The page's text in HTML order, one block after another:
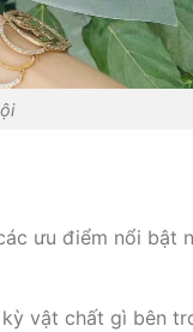
ưu điểm nổi bật
vật chất gì bên